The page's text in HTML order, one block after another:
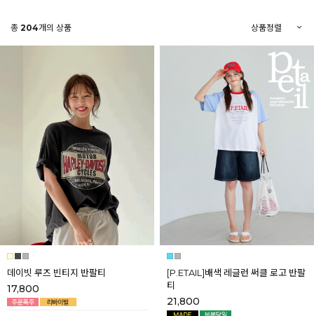
총 204개의 상품
데이빗 루즈 빈티지 반팔티
17,800
[P.ETAIL]배색 레글런 써클 로고 반팔
티
21,800